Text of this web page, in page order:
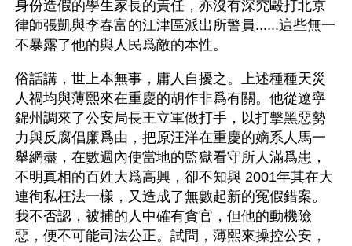
身份造假的學生家長的責任，亦沒有深究毆打北京
律師張凱與李春富的江津區派出所警員......這些無一
不暴露了他的與人民爲敵的本性。
俗話講，世上本無事，庸人自擾之。上述種種天災
人禍均與薄熙來在重慶的胡作非爲有關。他從遼寧
錦州調來了公安局長王立軍做打手，以打擊黑惡勢
力與反腐倡廉爲由，把原汪洋在重慶的嫡系人馬一
舉網盡，在數週內使當地的監獄看守所人滿爲患，
不明真相的百姓大爲高興，卻不知與 2001年其在大
連徇私枉法一樣，又造成了無數起新的冤假錯案。
我不否認，被捕的人中確有貪官，但他的動機險
惡，便不可能司法公正。試問，薄熙來操控公安，